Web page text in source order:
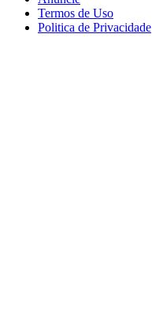
Termos de Uso
Politica de Privacidade